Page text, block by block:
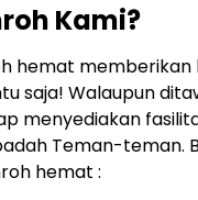
Kami?
hemat memberikan
saja! Walaupun
menyediakan
Teman-teman.
hemat :